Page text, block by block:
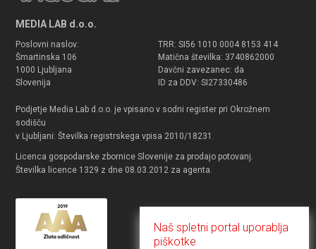
MEDIA LAB d.o.o.
Poslovni naslov:
Šmartinska 106
1000 Ljubljana
Slovenija
TRR: SI56 1010 0004 8153 414
Matična številka: 3740862000
Davčni zavezanec: da
ID za DDV: SI27330486
Podjetje Media Lab d.o.o. je vpisano v sodni register pri Okrožnem
sodišču
v Ljubljani: Številka registrskega vpisa 2010/18231.
Licenca gospodarske zbornice Slovenije za prodajo potovanj.
Številka licence 1329 z dne 08.03.2012 za agenta.
Naš spletni portal uporablja
piškotke